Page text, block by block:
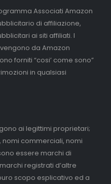
Associati Amazon
di affiliazione,
ai siti affiliati. I
da Amazon
forniti “cosi’ come sono”
in qualsiasi
ai legittimi proprietari;
nomi commerciali, nomi
essere marchi di
registrati d’altre
scopo esplicativo ed a